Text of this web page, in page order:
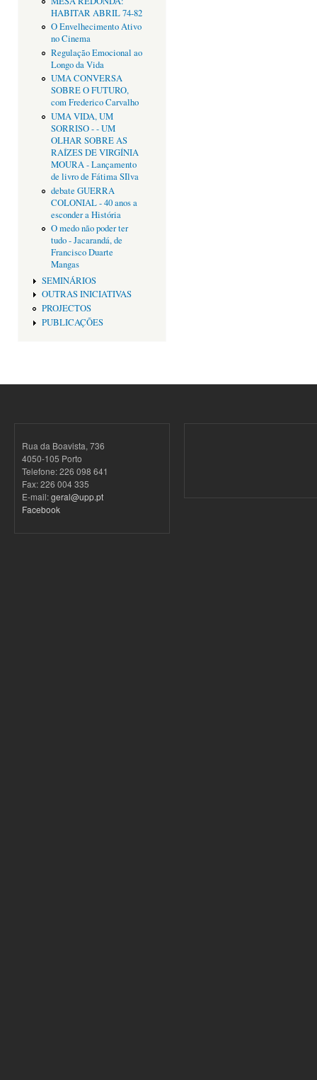
HABITAR ABRIL 74-82
O Envelhecimento Ativo
no Cinema
Regulação Emocional ao
Longo da Vida
UMA CONVERSA
SOBRE O FUTURO,
com Frederico Carvalho
UMA VIDA, UM
SORRISO - - UM
OLHAR SOBRE AS
RAÍZES DE VIRGÍNIA
MOURA - Lançamento
de livro de Fátima SIlva
debate GUERRA
COLONIAL - 40 anos a
esconder a História
O medo não poder ter
tudo - Jacarandá, de
Francisco Duarte
Mangas
SEMINÁRIOS
OUTRAS INICIATIVAS
PROJECTOS
PUBLICAÇÕES
Rua da Boavista, 736
4050-105 Porto
Telefone: 226 098 641
Fax: 226 004 335
E-mail:geral@upp.pt
Facebook